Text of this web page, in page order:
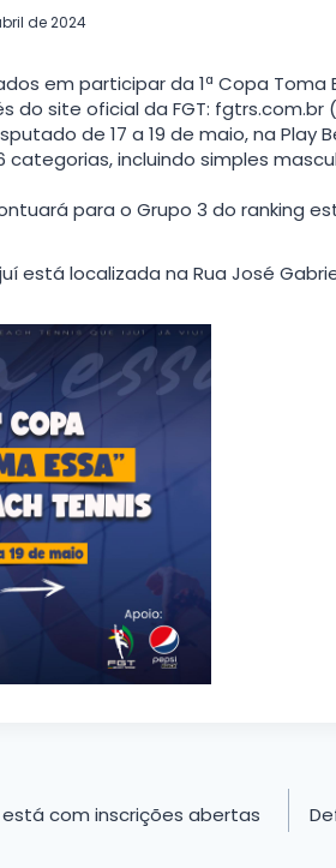
de 2024
em participar da 1ª Copa Toma
do site oficial da FGT: fgtrs.com.br
de 17 a 19 de maio, na Play
categorias, incluindo simples
para o Grupo 3 do ranking
está localizada na Rua José
está com inscrições abertas